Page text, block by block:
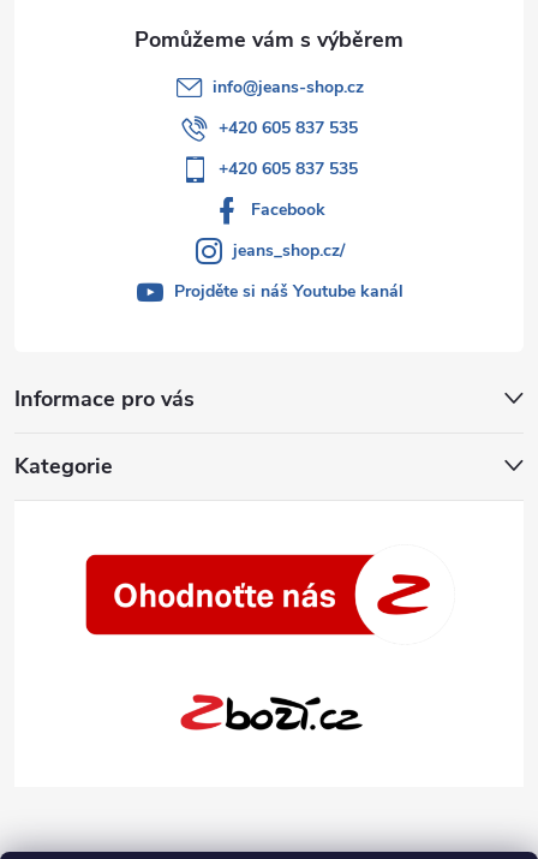
Informace pro vás
Kategorie
info@jeans-shop.cz
+420 605 837 535
+420 605 837 535
Facebook
jeans_shop.cz/
Projděte si náš Youtube kanál